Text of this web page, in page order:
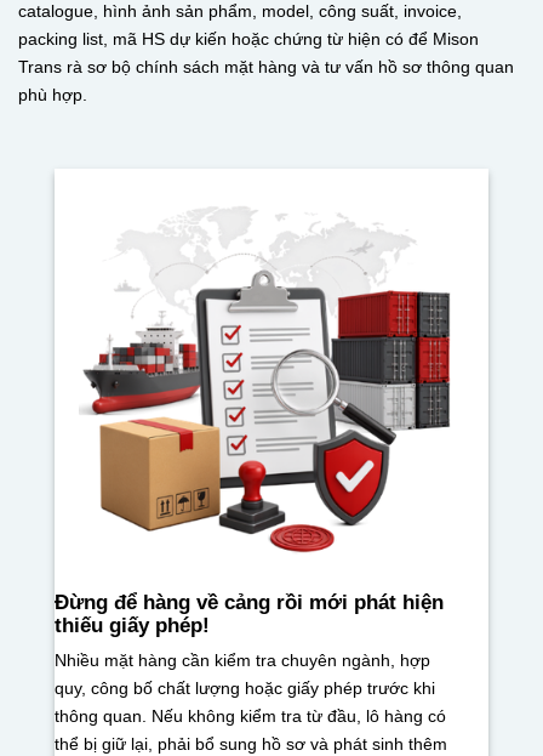
catalogue, hình ảnh sản phẩm, model, công suất, invoice,
packing list, mã HS dự kiến hoặc chứng từ hiện có để Mison
Trans rà sơ bộ chính sách mặt hàng và tư vấn hồ sơ thông quan
phù hợp.
Đừng để hàng về cảng rồi mới phát hiện
thiếu giấy phép!
Nhiều mặt hàng cần kiểm tra chuyên ngành, hợp
quy, công bố chất lượng hoặc giấy phép trước khi
thông quan. Nếu không kiểm tra từ đầu, lô hàng có
thể bị giữ lại, phải bổ sung hồ sơ và phát sinh thêm